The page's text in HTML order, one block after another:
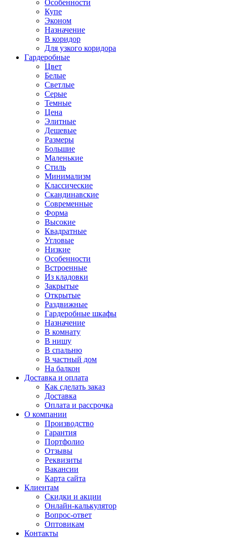
Особенности
Купе
Эконом
Назначение
В коридор
Для узкого коридора
Гардеробные
Цвет
Белые
Светлые
Серые
Темные
Цена
Элитные
Дешевые
Размеры
Большие
Маленькие
Стиль
Минимализм
Классические
Скандинавские
Современные
Форма
Высокие
Квадратные
Угловые
Низкие
Особенности
Встроенные
Из кладовки
Закрытые
Открытые
Раздвижные
Гардеробные шкафы
Назначение
В комнату
В нишу
В спальню
В частный дом
На балкон
Доставка и оплата
Как сделать заказ
Доставка
Оплата и рассрочка
О компании
Производство
Гарантия
Портфолио
Отзывы
Реквизиты
Вакансии
Карта сайта
Клиентам
Скидки и акции
Онлайн-калькулятор
Вопрос-ответ
Оптовикам
Контакты